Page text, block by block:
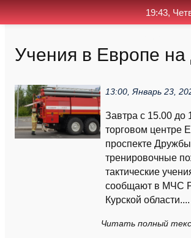
Учения в Европе
13:00, Январь 23,
Завтра с 15.00 до
торговом центре
проспекте
тренировочные
тактические
сообщают в МЧС
Курской области....
Читать полный
19:43,